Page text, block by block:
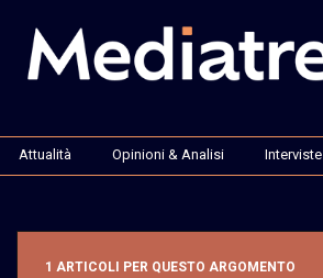
Attualità Opinioni & Analisi Interviste
1 ARTICOLI PER QUESTO ARGOMENTO